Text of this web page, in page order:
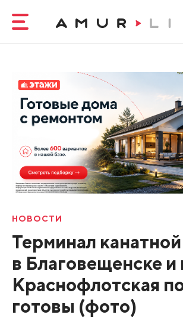
НОВОСТИ
Терминал
в Благовещенске и
Краснофлотская
готовы (фото)